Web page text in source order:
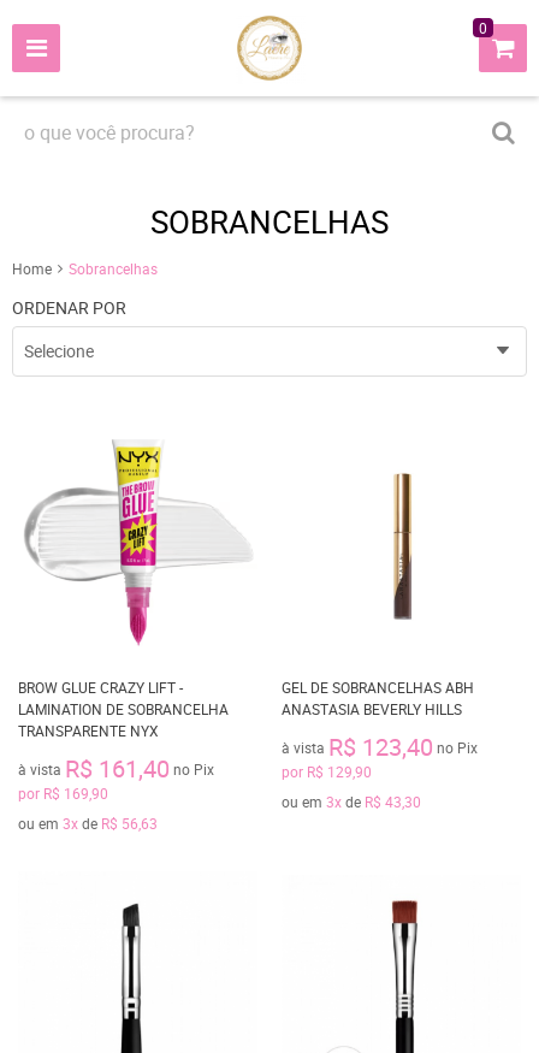
0
SOBRANCELHAS
Home Sobrancelhas
ORDENAR POR
Selecione
BROW GLUE CRAZY LIFT -
LAMINATION DE SOBRANCELHA
TRANSPARENTE NYX
à vista R$ 161,40 no Pix
por R$ 169,90
ou em 3xde R$ 56,63
GEL DE SOBRANCELHAS ABH
ANASTASIA BEVERLY HILLS
à vista R$ 123,40 no Pix
por R$ 129,90
ou em 3xde R$ 43,30